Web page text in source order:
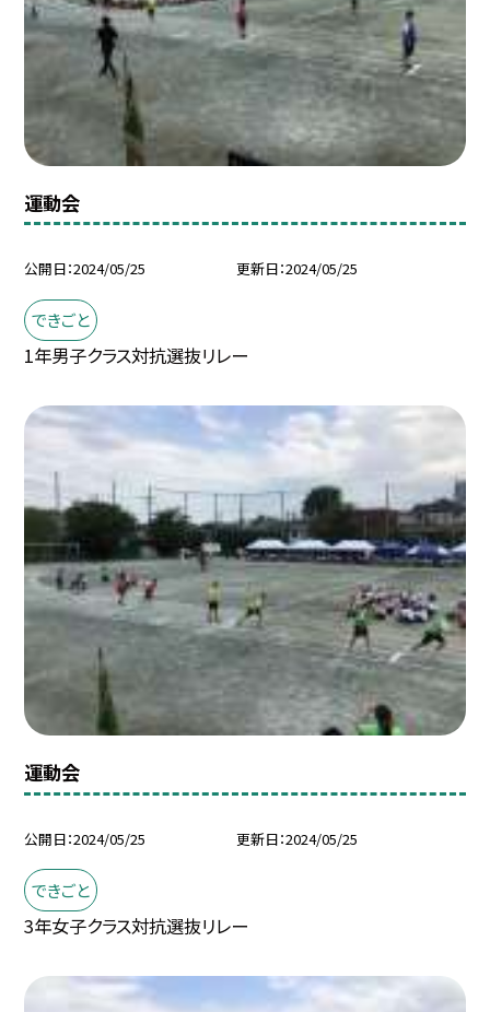
運動会
公開日 2024/05/25 更新日 2024/05/25
できごと
1年男子クラス対抗選抜リレー
運動会
公開日 2024/05/25 更新日 2024/05/25
できごと
3年女子クラス対抗選抜リレー